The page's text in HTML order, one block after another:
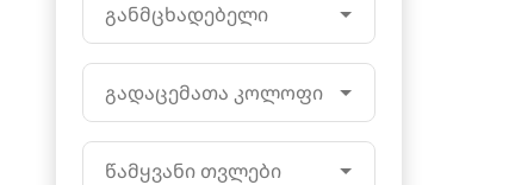
განმცხადებელი
გადაცემათა კოლოფი
წამყვანი თვლები